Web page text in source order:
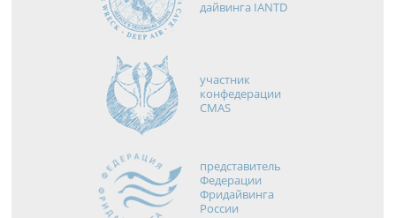
дайвинга IANTD
участник
конфедерации
CMAS
представитель
Федерации
Фридайвинга
России